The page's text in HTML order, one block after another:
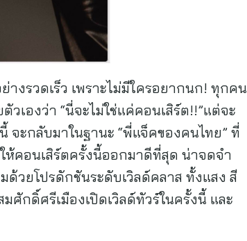
งรวดเร็ว เพราะไม่มีใครอยากนก! ทุกคน
เองว่า “นี่จะไม่ใช่แค่คอนเสิร์ต!!”แต่จะ
ะกลับมาในฐานะ “พี่แจ็คของคนไทย” ที่
ห้คอนเสิร์ตครั้งนี้ออกมาดีที่สุด น่าจดจำ
วยโปรดักชันระดับเวิลด์คลาส ทั้งแสง สี
ศักดิ์ศรีเมืองเปิดเวิลด์ทัวร์ในครั้งนี้ และ